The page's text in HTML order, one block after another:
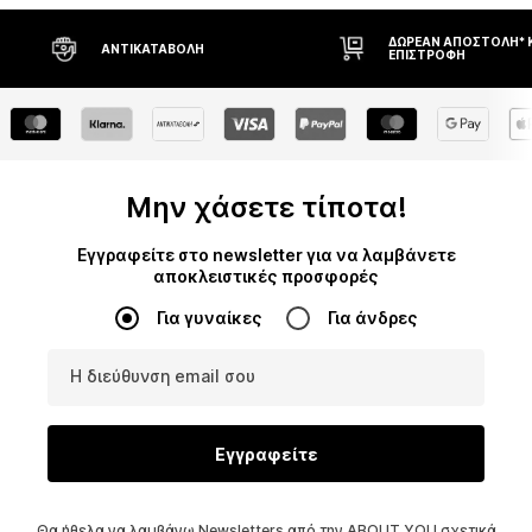
ΔΩΡΕΆΝ ΑΠΟΣΤΟΛΉ* ΚΑΙ
ΕΠΙΣΤΡΟΦΉ
ΔΙΚΑΊΩΜΑ
ΗΜΕΡΏΝ
Μην χάσετε τίποτα!
Εγγραφείτε στο newsletter για να λαμβάνετε
αποκλειστικές προσφορές
Για γυναίκες Για άνδρες
Η διεύθυνση email σου
Εγγραφείτε